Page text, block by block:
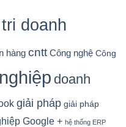
doanh
hàng cntt Công nghệ Công
doanh
giải pháp giải pháp
Google + hệ thống ERP